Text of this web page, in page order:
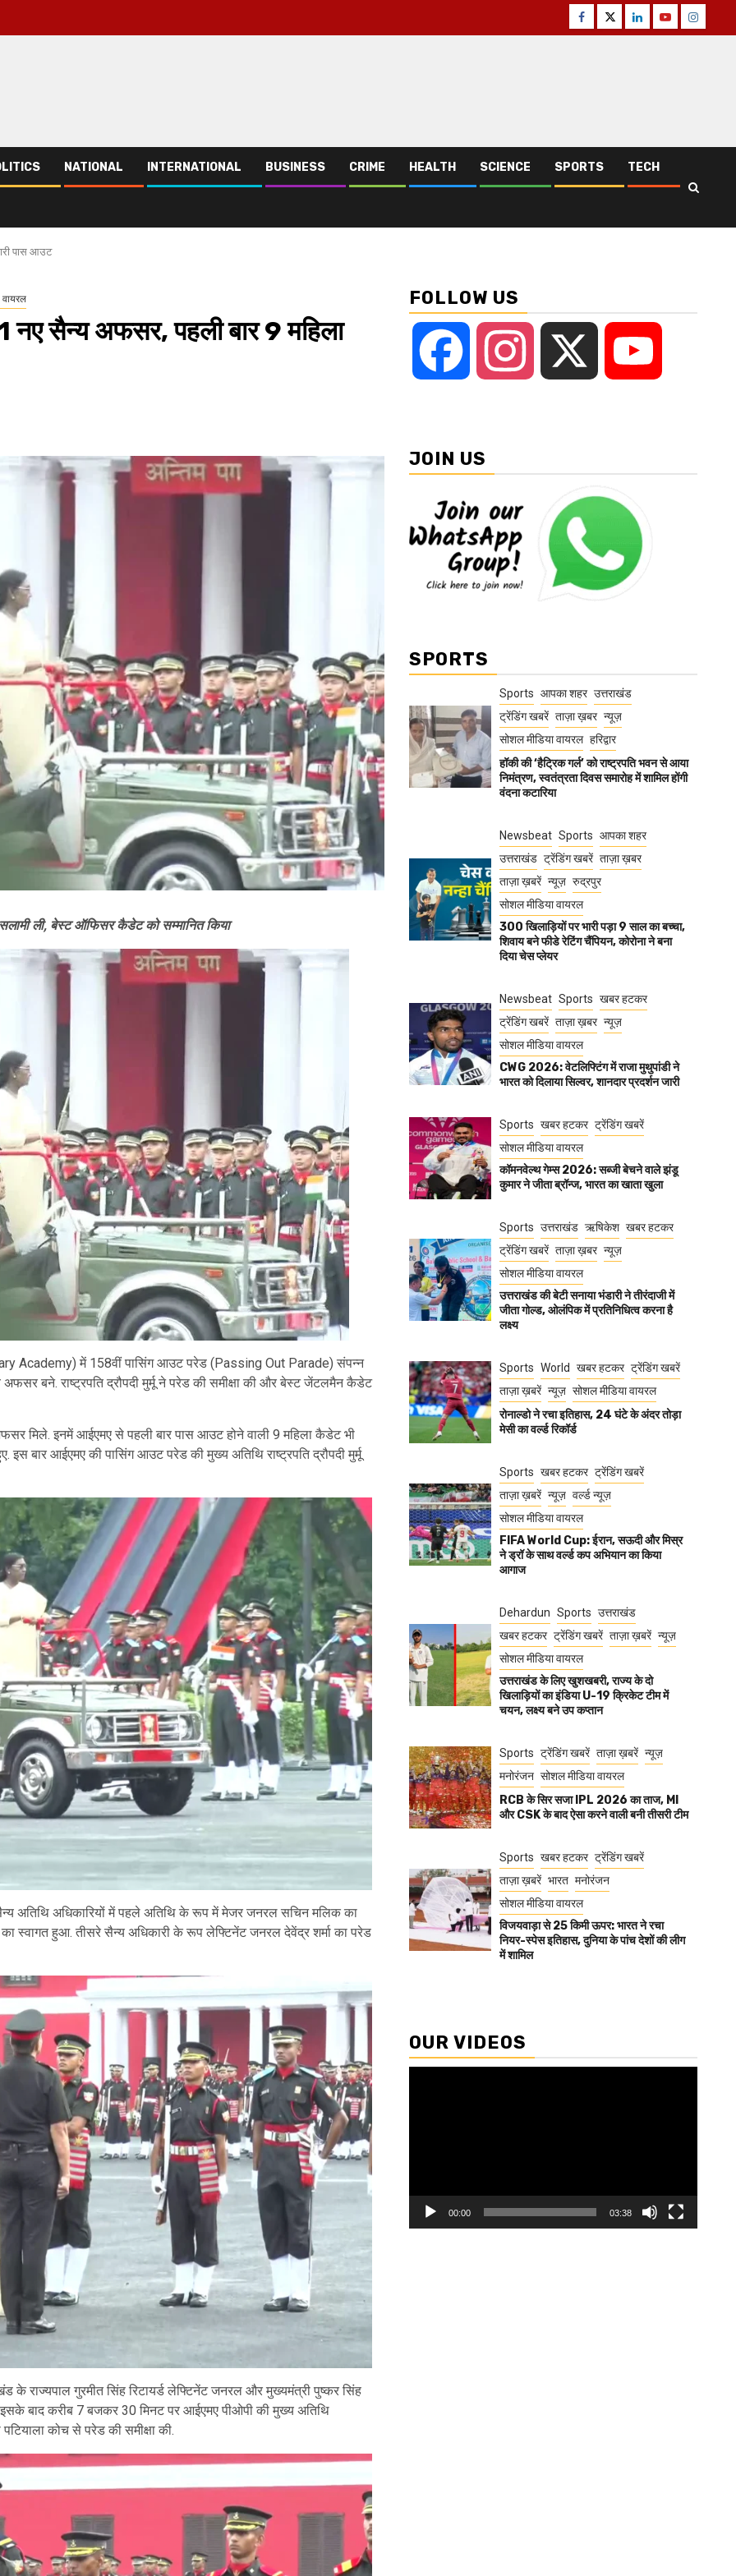
Facebook
TwitterLinkedinYoutube
NATIONAL INTERNATIONAL BUSINESS CRIME HEALTH SCIENCE SPORTS TECH
पास आउट
वायरल
सैन्य अफसर, पहली बार 9 महिला
सलामी ली, बेस्ट ऑफिसर कैडेट को सम्मानित किया
Academy) में 158वीं पासिंग आउट परेड (Passing Out Parade) संपन्न
बने. राष्ट्रपति द्रौपदी मुर्मू ने परेड की समीक्षा की और बेस्ट जेंटलमैन कैडेट
मिले. इनमें आईएमए से पहली बार पास आउट होने वाली 9 महिला कैडेट भी
बार आईएमए की पासिंग आउट परेड की मुख्य अतिथि राष्ट्रपति द्रौपदी मुर्मू
IMA पासिंग आउट परेड की प्रक्रिया शुरू हुई. सबसे पहले कंपनी सार्टेंज मेजर
में पहुंचे और अपनी पोजिशन ली. इसके बाद भारतीय सैन्य अकादमी का
अतिथि अधिकारियों में पहले अतिथि के रूप में मेजर जनरल सचिन मलिक का
स्वागत हुआ. तीसरे सैन्य अधिकारी के रूप लेफ्टिनेंट जनरल देवेंद्र शर्मा का परेड
के राज्यपाल गुरमीत सिंह रिटायर्ड लेफ्टिनेंट जनरल और मुख्यमंत्री पुष्कर सिंह
बाद करीब 7 बजकर 30 मिनट पर आईएमए पीओपी की मुख्य अतिथि
पटियाला कोच से परेड की समीक्षा की.
FOLLOW US
Facebook Instagram
JOIN US
SPORTS
Sports आपका शहर उत्तराखंड
ट्रेंडिंग खबरें ताज़ा ख़बर न्यूज़
सोशल मीडिया वायरल हरिद्वार
हॉकी की ‘हैट्रिक गर्ल’ को राष्ट्रपति भवन से आया
निमंत्रण, स्वतंत्रता दिवस समारोह में शामिल होंगी
वंदना कटारिया
Newsbeat Sports आपका शहर
उत्तराखंड ट्रेंडिंग खबरें ताज़ा ख़बर
ताज़ा ख़बरें न्यूज़ रुद्रपुर
सोशल मीडिया वायरल
300 खिलाड़ियों पर भारी पड़ा 9 साल का बच्चा,
शिवाय बने फीडे रेटिंग चैंपियन, कोरोना ने बना
दिया चेस प्लेयर
Newsbeat Sports खबर हटकर
ट्रेंडिंग खबरें ताज़ा ख़बर न्यूज़
सोशल मीडिया वायरल
CWG 2026: वेटलिफ्टिंग में राजा मुथुपांडी ने
भारत को दिलाया सिल्वर, शानदार प्रदर्शन जारी
Sports खबर हटकर ट्रेंडिंग खबरें
सोशल मीडिया वायरल
कॉमनवेल्थ गेम्स 2026: सब्जी बेचने वाले झंडू
कुमार ने जीता ब्रॉन्ज, भारत का खाता खुला
Sports उत्तराखंड ऋषिकेश खबर हटकर
ट्रेंडिंग खबरें ताज़ा ख़बर न्यूज़
सोशल मीडिया वायरल
उत्तराखंड की बेटी सनाया भंडारी ने तीरंदाजी में
जीता गोल्ड, ओलंपिक में प्रतिनिधित्व करना है
लक्ष्य
Sports World खबर हटकर ट्रेंडिंग खबरें
ताज़ा ख़बरें न्यूज़ सोशल मीडिया वायरल
रोनाल्डो ने रचा इतिहास, 24 घंटे के अंदर तोड़ा
मेसी का वर्ल्ड रिकॉर्ड
Sports खबर हटकर ट्रेंडिंग खबरें
ताज़ा ख़बरें न्यूज़ वर्ल्ड न्यूज़
सोशल मीडिया वायरल
FIFA World Cup: ईरान, सऊदी और मिस्र
ने ड्रॉ के साथ वर्ल्ड कप अभियान का किया
आगाज
Dehardun Sports उत्तराखंड
खबर हटकर ट्रेंडिंग खबरें ताज़ा ख़बरें न्यूज़
सोशल मीडिया वायरल
उत्तराखंड के लिए खुशखबरी, राज्य के दो
खिलाड़ियों का इंडिया U-19 क्रिकेट टीम में
चयन, लक्ष्य बने उप कप्तान
Sports ट्रेंडिंग खबरें ताज़ा ख़बरें न्यूज़
मनोरंजन सोशल मीडिया वायरल
RCB के सिर सजा IPL 2026 का ताज, MI
और CSK के बाद ऐसा करने वाली बनी तीसरी टीम
Sports खबर हटकर ट्रेंडिंग खबरें
ताज़ा ख़बरें भारत मनोरंजन
सोशल मीडिया वायरल
विजयवाड़ा से 25 किमी ऊपर: भारत ने रचा
नियर-स्पेस इतिहास, दुनिया के पांच देशों की लीग
में शामिल
OUR VIDEOS
00:00 03:38